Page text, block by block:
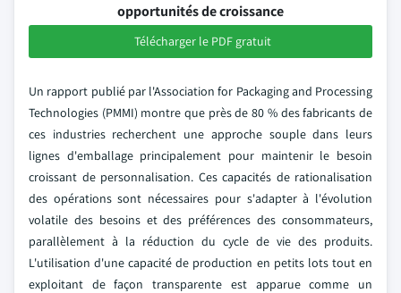
opportunités de croissance
Télécharger le PDF gratuit
Un rapport publié par l'Association for Packaging and Processing
Technologies (PMMI) montre que près de 80 % des fabricants de
ces industries recherchent une approche souple dans leurs
lignes d'emballage principalement pour maintenir le besoin
croissant de personnalisation. Ces capacités de rationalisation
des opérations sont nécessaires pour s'adapter à l'évolution
volatile des besoins et des préférences des consommateurs,
parallèlement à la réduction du cycle de vie des produits.
L'utilisation d'une capacité de production en petits lots tout en
exploitant de façon transparente est apparue comme un